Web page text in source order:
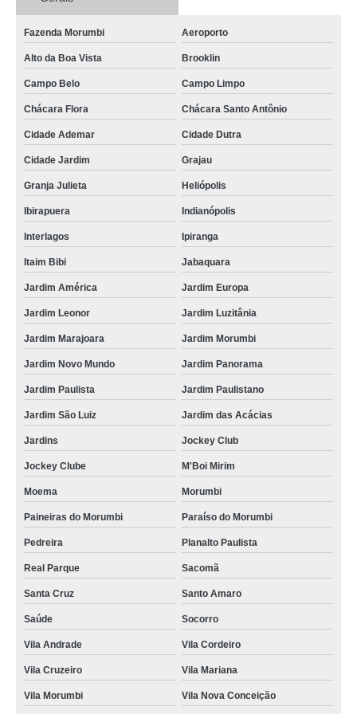
reciclagem em peças de informática Planalto Paulista
serviço de reciclagem de peças informática Santa Catarina
reciclagem produtos de informática Poá
reciclagem de produtos de informática São José do Rio Preto
reciclagem peças de informática valor Lauzane Paulista
reciclagem sucata informática valor Embu das Artes
serviço de reciclagem de produtos de informática Rio de Janeiro
serviço de reciclagem produtos de informática Jardim Leonor
reciclagem peças de informática Rio de Janeiro
reciclagem de materiais de informática Mendonça
reciclagem de peças informática Votuporanga
serviço de reciclagem sucata informática Indaiatuba
reciclagem equipamentos de informática valor Pedreira
serviço de reciclagem peças de informática Rio Claro
reciclagem sucata informática orçamento Vila Batista
reciclagem peças de informática Manaus
reciclagem de produtos de informática valor Jardim das Acácias
reciclagem material informática valor Araraquara
serviço de reciclagem em peças de informática Paraíso do Morumbi
reciclagem de peças informática orçamento Caieiras
serviço de reciclagem de peças informática Centro
orçamento de reciclagem de equipamentos de informática Interlagos
reciclagem de produtos de informática Arcadas
serviço de reciclagem produtos de informática Alto da Boa Vista
Fazenda Morumbi Aeroporto
Alto da Boa Vista Brooklin
Campo Belo Campo Limpo
Chácara Flora Chácara Santo Antônio
Cidade Ademar Cidade Dutra
Cidade Jardim Grajau
Granja Julieta Heliópolis
Ibirapuera Indianópolis
Interlagos Ipiranga
Itaim Bibi Jabaquara
Jardim América Jardim Europa
Jardim Leonor Jardim Luzitânia
Jardim Marajoara Jardim Morumbi
Jardim Novo Mundo Jardim Panorama
Jardim Paulista Jardim Paulistano
Jardim São Luiz Jardim das Acácias
Jardins Jockey Club
Jockey Clube M'Boi Mirim
Moema Morumbi
Paineiras do Morumbi Paraíso do Morumbi
Pedreira Planalto Paulista
Real Parque Sacomã
Santa Cruz Santo Amaro
Saúde Socorro
Vila Andrade Vila Cordeiro
Vila Cruzeiro Vila Mariana
Vila Morumbi Vila Nova Conceição